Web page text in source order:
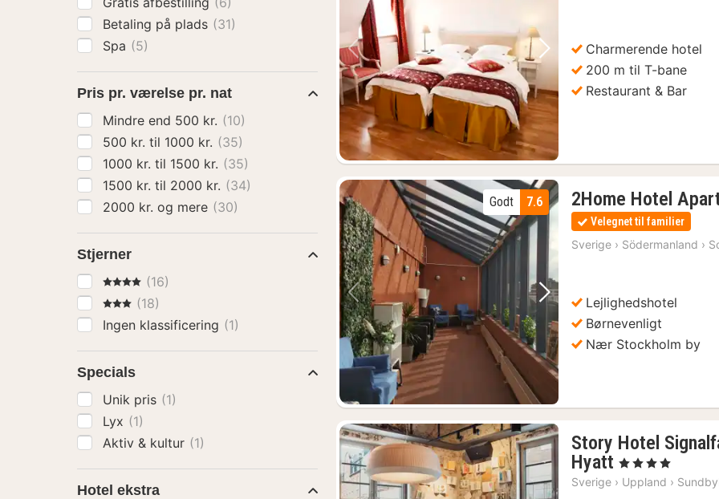
Forrige billede Næste billede
Charmerende hotel
200 m til T-bane
Restaurant & Bar
Forrige billede Næste billede
7.6
Godt 2Home Hotel
Velegnet til familier
Sverige › Södermanland ›
Lejlighedshotel
Børnevenligt
Nær Stockholm by
Story Hotel
Hyatt 1
nat
, 4 Stjerner
Sverige › Uppland ›
Betaling på plads (31)
Spa (5)
Pris pr. værelse pr. nat
Mindre end 500 kr. (10)
500 kr. til 1000 kr. (35)
1000 kr. til 1500 kr. (35)
1500 kr. til 2000 kr. (34)
2000 kr. og mere (30)
Stjerner
4 Stjerner
(16)
3 Stjerner
(18)
Ingen klassificering (1)
Specials
Unik pris (1)
Lyx (1)
Aktiv & kultur (1)
Hotel ekstra